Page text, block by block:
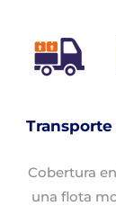
Cobertura
una flota